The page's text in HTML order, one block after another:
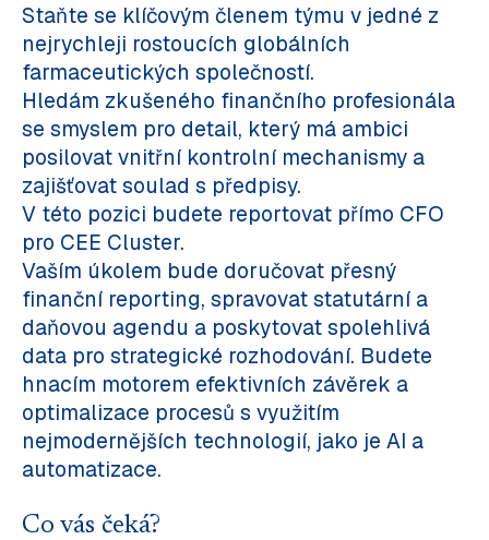
Staňte se klíčovým členem týmu v jedné z
nejrychleji rostoucích globálních
farmaceutických společností.
Hledám zkušeného finančního profesionála
se smyslem pro detail, který má ambici
posilovat vnitřní kontrolní mechanismy a
zajišťovat soulad s předpisy.
V této pozici budete reportovat přímo CFO
pro CEE Cluster.
Vaším úkolem bude doručovat přesný
finanční reporting, spravovat statutární a
daňovou agendu a poskytovat spolehlivá
data pro strategické rozhodování. Budete
hnacím motorem efektivních závěrek a
optimalizace procesů s využitím
nejmodernějších technologií, jako je AI a
automatizace.
Co vás čeká?